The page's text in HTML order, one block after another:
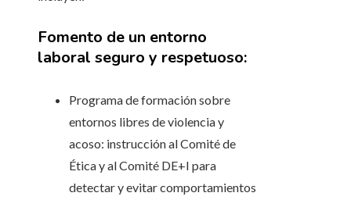
Fomento de un entorno
laboral seguro y respetuoso:
Programa de formación sobre
entornos libres de violencia y
acoso: instrucción al Comité de
Ética y al Comité DE+I para
detectar y evitar comportamientos